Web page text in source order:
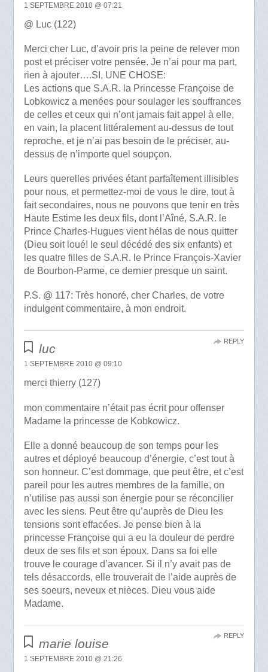
1 SEPTEMBRE 2010 @ 07:21
@ Luc (122)
Merci cher Luc, d’avoir pris la peine de relever mon
post et préciser votre pensée. Je n’ai pour ma part,
rien à ajouter….SI, UNE CHOSE:
Les actions que S.A.R. la Princesse Françoise de
Lobkowicz a menées pour soulager les souffrances
de celles et ceux qui n’ont jamais fait appel à elle,
en vain, la placent littéralement au-dessus de tout
reproche, et je n’ai pas besoin de le préciser, au-
dessus de n’importe quel soupçon.
Leurs querelles privées étant parfaîtement illisibles
pour nous, et permettez-moi de vous le dire, tout à
fait secondaires, nous ne pouvons que tenir en très
Haute Estime les deux fils, dont l’Aîné, S.A.R. le
Prince Charles-Hugues vient hélas de nous quitter
(Dieu soit loué! le seul décédé des six enfants) et
les quatre filles de S.A.R. le Prince François-Xavier
de Bourbon-Parme, ce dernier presque un saint.
P.S. @ 117: Très honoré, cher Charles, de votre
indulgent commentaire, à mon endroit.
luc
1 SEPTEMBRE 2010 @ 09:10
merci thierry (127)
mon commentaire n’était pas écrit pour offenser
Madame la princesse de Kobkowicz.
Elle a donné beaucoup de son temps pour les
autres et déployé beaucoup d’énergie, c’est tout à
son honneur. C’est dommage, que peut être, et c’est
pareil pour les autres membres de la famille, on
n’utilise pas aussi son énergie pour se réconcilier
avec les siens. Peut être qu’auprès de Dieu les
tensions sont effacées. Je pense bien à la
princesse Françoise qui a eu la douleur de perdre
deux de ses fils et son époux. Dans sa foi elle
trouve le courage d’avancer. Si il n’y avait pas de
tels désaccords, elle trouverait de l’aide auprès de
ses soeurs, neveux et nièces. Dieu vous aide
Madame.
REPLY
marie louise
1 SEPTEMBRE 2010 @ 21:26
REPLY